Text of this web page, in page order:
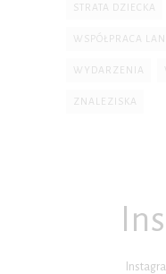
STRATA DZIECKA
WSPÓŁPRACA
WYDARZENIA
ZNALEZISKA